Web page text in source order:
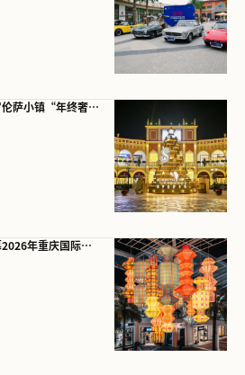
“璀璨八周年”，成都FV佛罗伦萨小镇“年终奢宠季”正式启幕
重庆FV佛罗伦萨小镇率先启幕2026年重庆国际光影文化旅游节